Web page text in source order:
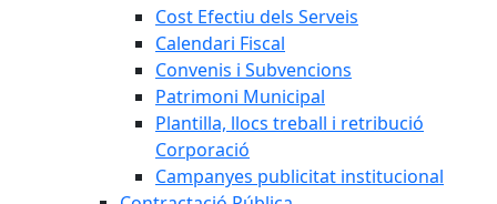
Cost Efectiu dels Serveis
Calendari Fiscal
Convenis i Subvencions
Patrimoni Municipal
Plantilla, llocs treball i retribució
Corporació
Campanyes publicitat institucional